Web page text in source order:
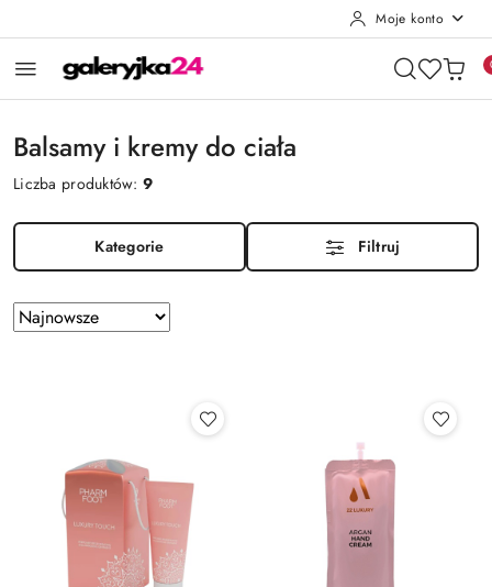
Moje konto
Balsamy i kremy do ciała
Liczba produktów:9
Kategorie Filtruj
Zastosowano
sortowanie:
Sortuj
według